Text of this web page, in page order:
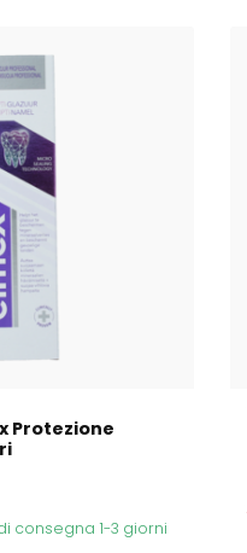
Protezione
consegna 1-3 giorni